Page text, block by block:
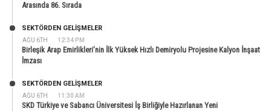
Arasında 86. Sırada
AĞU 6TH 12:34 PM
SEKTÖRDEN GELIŞMELER
Birleşik Arap Emirlikleri’nin İlk Yüksek Hızlı Demiryolu Projesine Kalyon İnşaat
İmzası
AĞU 6TH 11:30 AM
SEKTÖRDEN GELIŞMELER
SKD Türkiye ve Sabancı Üniversitesi İş Birliğiyle Hazırlanan Yeni